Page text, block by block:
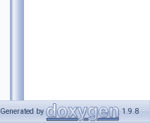
Generated by 1.9.8